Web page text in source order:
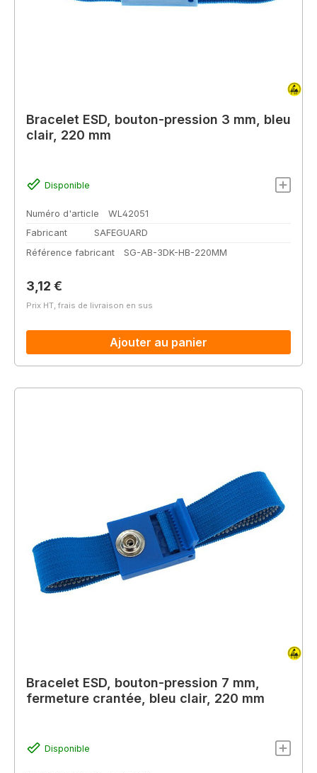
Bracelet ESD, bouton-pression 3 mm, bleu
clair, 220 mm
Disponible
Numéro d'article
WL42051
Fabricant
SAFEGUARD
Référence fabricant
SG-AB-3DK-HB-220MM
Prix régulier :
3,12 €
Prix HT, frais de livraison en sus
Ajouter au panier
Bracelet ESD, bouton-pression 7 mm,
fermeture crantée, bleu clair, 220 mm
Disponible